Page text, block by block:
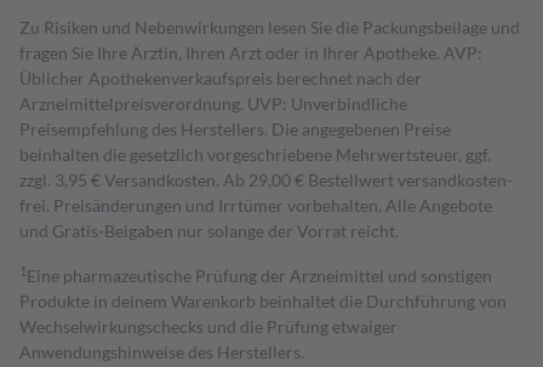
Zu Risiken und Nebenwirkungen lesen Sie die Packungsbeilage und
fragen Sie Ihre Ärztin, Ihren Arzt oder in Ihrer Apotheke. AVP:
Üblicher Apothekenverkaufspreis berechnet nach der
Arzneimittelpreisverordnung. UVP: Unverbindliche
Preisempfehlung des Herstellers. Die angegebenen Preise
beinhalten die gesetzlich vorgeschriebene Mehrwertsteuer, ggf.
zzgl. 3,95 € Versandkosten. Ab 29,00 € Bestell­wert versand­kosten­
frei. Preisänderungen und Irrtümer vorbehalten. Alle Angebote
und Gratis-Beigaben nur solange der Vorrat reicht.
1 Eine pharmazeutische Prüfung der Arzneimittel und sonstigen
Produkte in deinem Warenkorb beinhaltet die Durchführung von
Wechselwirkungschecks und die Prüfung etwaiger
Anwendungshinweise des Herstellers.